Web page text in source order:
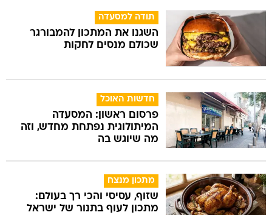
תודה למסעדה
השגנו את המתכון להמבורגר
שכולם מנסים לחקות
חדשות האוכל
פרסום ראשון: המסעדה
המיתולוגית נפתחת מחדש, וזה
מה שיוגש בה
מתכון מנצח
שזוף, עסיסי והכי רך בעולם:
מתכון לעוף בתנור של ישראל